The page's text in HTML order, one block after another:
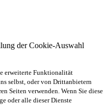
der Cookie-Auswahl
erweiterte Funktionalität
selbst, oder von Drittanbietern
Seiten verwenden. Wenn Sie diese
oder alle dieser Dienste